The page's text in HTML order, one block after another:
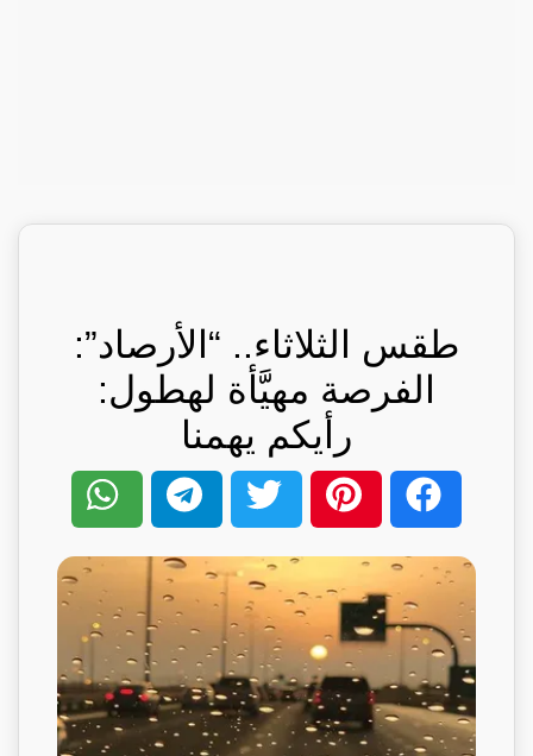
طقس الثلاثاء.. “الأرصاد”:
الفرصة مهيَّأة لهطول:
رأيكم يهمنا